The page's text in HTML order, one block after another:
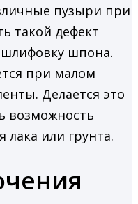
пузыри при
такой дефект
шпона.
при малом
Делается это
возможность
лака или грунта.